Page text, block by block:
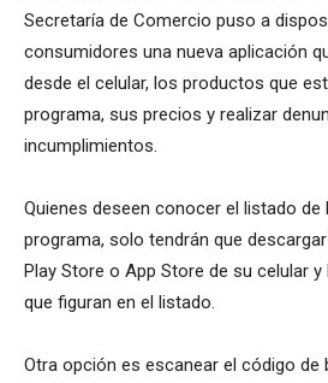
Secretaría de Comercio puso a
consumidores una nueva aplicación
desde el celular, los productos que
programa, sus precios y realizar
incumplimientos.
Quienes deseen conocer el listado
programa, solo tendrán que
Play Store o App Store de su celular
que figuran en el listado.
Otra opción es escanear el código